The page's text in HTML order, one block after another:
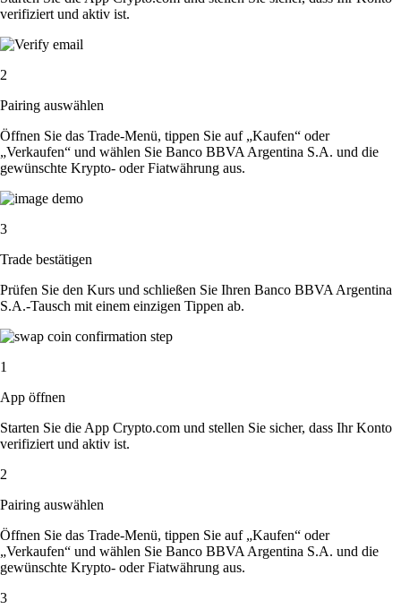
verifiziert und aktiv ist.
2
Pairing auswählen
Öffnen Sie das Trade-Menü, tippen Sie auf „Kaufen“ oder
„Verkaufen“ und wählen Sie Banco BBVA Argentina S.A. und die
gewünschte Krypto- oder Fiatwährung aus.
3
Trade bestätigen
Prüfen Sie den Kurs und schließen Sie Ihren Banco BBVA Argentina
S.A.-Tausch mit einem einzigen Tippen ab.
1
App öffnen
Starten Sie die App Crypto.com und stellen Sie sicher, dass Ihr Konto
verifiziert und aktiv ist.
2
Pairing auswählen
Öffnen Sie das Trade-Menü, tippen Sie auf „Kaufen“ oder
„Verkaufen“ und wählen Sie Banco BBVA Argentina S.A. und die
gewünschte Krypto- oder Fiatwährung aus.
3